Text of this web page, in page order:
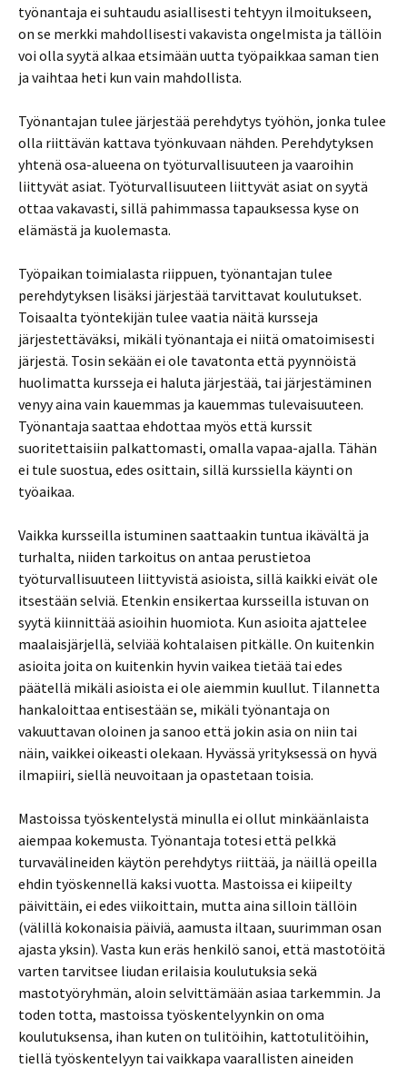
työnantaja ei suhtaudu asiallisesti tehtyyn ilmoitukseen,
on se merkki mahdollisesti vakavista ongelmista ja tällöin
voi olla syytä alkaa etsimään uutta työpaikkaa saman tien
ja vaihtaa heti kun vain mahdollista.
Työnantajan tulee järjestää perehdytys työhön, jonka tulee
olla riittävän kattava työnkuvaan nähden. Perehdytyksen
yhtenä osa-alueena on työturvallisuuteen ja vaaroihin
liittyvät asiat. Työturvallisuuteen liittyvät asiat on syytä
ottaa vakavasti, sillä pahimmassa tapauksessa kyse on
elämästä ja kuolemasta.
Työpaikan toimialasta riippuen, työnantajan tulee
perehdytyksen lisäksi järjestää tarvittavat koulutukset.
Toisaalta työntekijän tulee vaatia näitä kursseja
järjestettäväksi, mikäli työnantaja ei niitä omatoimisesti
järjestä. Tosin sekään ei ole tavatonta että pyynnöistä
huolimatta kursseja ei haluta järjestää, tai järjestäminen
venyy aina vain kauemmas ja kauemmas tulevaisuuteen.
Työnantaja saattaa ehdottaa myös että kurssit
suoritettaisiin palkattomasti, omalla vapaa-ajalla. Tähän
ei tule suostua, edes osittain, sillä kurssiella käynti on
työaikaa.
Vaikka kursseilla istuminen saattaakin tuntua ikävältä ja
turhalta, niiden tarkoitus on antaa perustietoa
työturvallisuuteen liittyvistä asioista, sillä kaikki eivät ole
itsestään selviä. Etenkin ensikertaa kursseilla istuvan on
syytä kiinnittää asioihin huomiota. Kun asioita ajattelee
maalaisjärjellä, selviää kohtalaisen pitkälle. On kuitenkin
asioita joita on kuitenkin hyvin vaikea tietää tai edes
päätellä mikäli asioista ei ole aiemmin kuullut. Tilannetta
hankaloittaa entisestään se, mikäli työnantaja on
vakuuttavan oloinen ja sanoo että jokin asia on niin tai
näin, vaikkei oikeasti olekaan. Hyvässä yrityksessä on hyvä
ilmapiiri, siellä neuvoitaan ja opastetaan toisia.
Mastoissa työskentelystä minulla ei ollut minkäänlaista
aiempaa kokemusta. Työnantaja totesi että pelkkä
turvavälineiden käytön perehdytys riittää, ja näillä opeilla
ehdin työskennellä kaksi vuotta. Mastoissa ei kiipeilty
päivittäin, ei edes viikoittain, mutta aina silloin tällöin
(välillä kokonaisia päiviä, aamusta iltaan, suurimman osan
ajasta yksin). Vasta kun eräs henkilö sanoi, että mastotöitä
varten tarvitsee liudan erilaisia koulutuksia sekä
mastotyöryhmän, aloin selvittämään asiaa tarkemmin. Ja
toden totta, mastoissa työskentelyynkin on oma
koulutuksensa, ihan kuten on tulitöihin, kattotulitöihin,
tiellä työskentelyyn tai vaikkapa vaarallisten aineiden